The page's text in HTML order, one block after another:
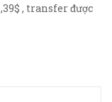
, transfer được